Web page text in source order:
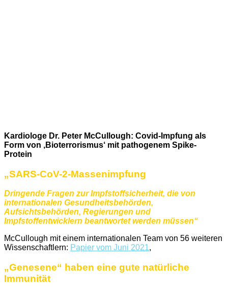
Kardiologe Dr. Peter McCullough: Covid-Impfung als
Form von ‚Bioterrorismus‘ mit pathogenem Spike-
Protein
„SARS-CoV-2-Massenimpfung
Dringende Fragen zur Impfstoffsicherheit, die von
internationalen Gesundheitsbehörden,
Aufsichtsbehörden, Regierungen und
Impfstoffentwicklern beantwortet werden müssen“
McCullough mit einem internationalen Team von 56 weiteren
Wissenschaftlern: Papier vom Juni 2021,
„Genesene“ haben eine gute natürliche
Immunität